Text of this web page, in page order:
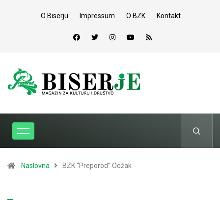
O Biserju Impressum O BZK Kontakt
Naslovna BZK “Preporod” Odžak